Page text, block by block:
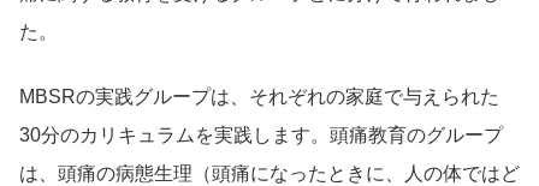
た。
MBSRの実践グループは、それぞれの家庭で与えられた
30分のカリキュラムを実践します。頭痛教育のグループ
は、頭痛の病態生理（頭痛になったときに、人の体ではど